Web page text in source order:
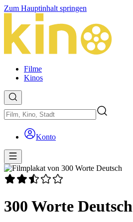
Zum Hauptinhalt springen
Filme
Kinos
Konto
300 Worte Deutsch